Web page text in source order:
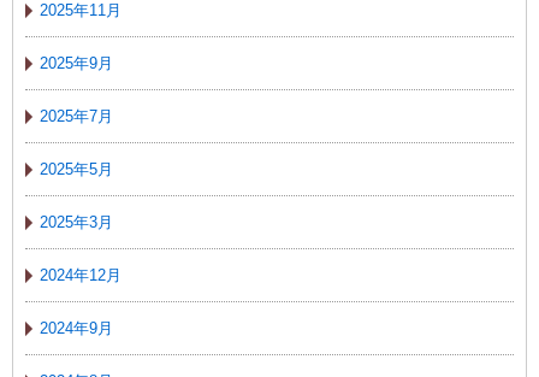
2025年11月
2025年9月
2025年7月
2025年5月
2025年3月
2024年12月
2024年9月